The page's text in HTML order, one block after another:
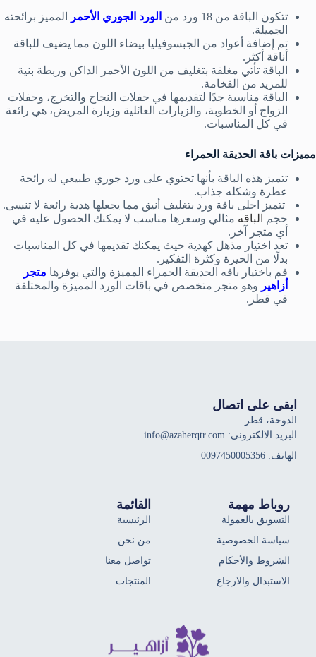
تتكون الباقة من 18 ورد من
الورد الجوري الأحمر
المميز برائحته
الجميلة.
تم إضافة أعواد من الجبسوفيليا بيضاء اللون مما يضيف للباقة
أناقة أكثر.
الباقة تأتي مغلفة بتغليف من اللون الأحمر الداكن وربطة بنية
للمزيد من الفخامة.
الباقة مناسبة جدًا لتقديمها في حفلات النجاح والتخرج، وحفلات
الزواج أو الخطوبة، والزيارات العائلية وزيارة المريض، هي رائعة
في كل المناسبات.
مميزات باقة الحديقة الحمراء
تتميز هذه الباقة بأنها تحتوي على ورد جوري طبيعي له رائحة
عطرة وشكله جذاب.
تتميز احلى باقة ورد بتغليف أنيق مما يجعلها هدية رائعة لا تنسى.
حجم
الباقه مثالي وسعرها مناسب لا يمكنك الحصول عليه في
أي متجر آخر.
تعد اختيار مذهل كهدية حيث يمكنك تقديمها في كل المناسبات
بدلًا من الحيرة وكثرة التفكير.
قم باختيار باقه الحديقة الحمراء المميزة والتي يوفرها متجر
أزاهير وهو متجر متخصص في باقات الورد المميزة والمختلفة
في قطر.
روباط مهمة
التسويق بالعمولة
سياسة الخصوصية
الشروط والأحكام
الاستبدال والارجاع
القائمة
الرئيسية
من نحن
تواصل معنا
المنتجات
ابقى على اتصال
الدوحة، قطر
البريد الالكتروني: info@azaherqtr.com
الهاتف: 0097450005356